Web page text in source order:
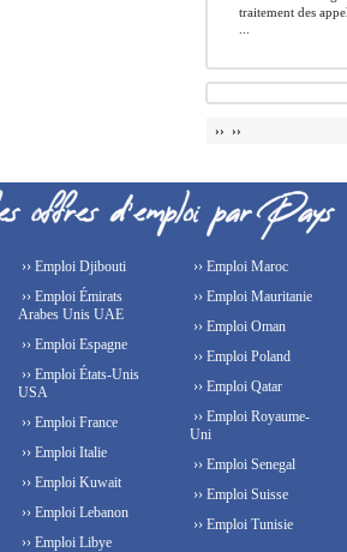
traitement des
›› ››
›› Emploi Djibouti
›› Emploi Émirats
Arabes Unis UAE
›› Emploi Espagne
›› Emploi États-Unis
USA
›› Emploi France
›› Emploi Italie
›› Emploi Kuwait
›› Emploi Lebanon
›› Emploi Libye
›› Emploi Maroc
›› Emploi Mauritanie
›› Emploi Oman
›› Emploi Poland
›› Emploi Qatar
›› Emploi Royaume-
Uni
›› Emploi Senegal
›› Emploi Suisse
›› Emploi Tunisie